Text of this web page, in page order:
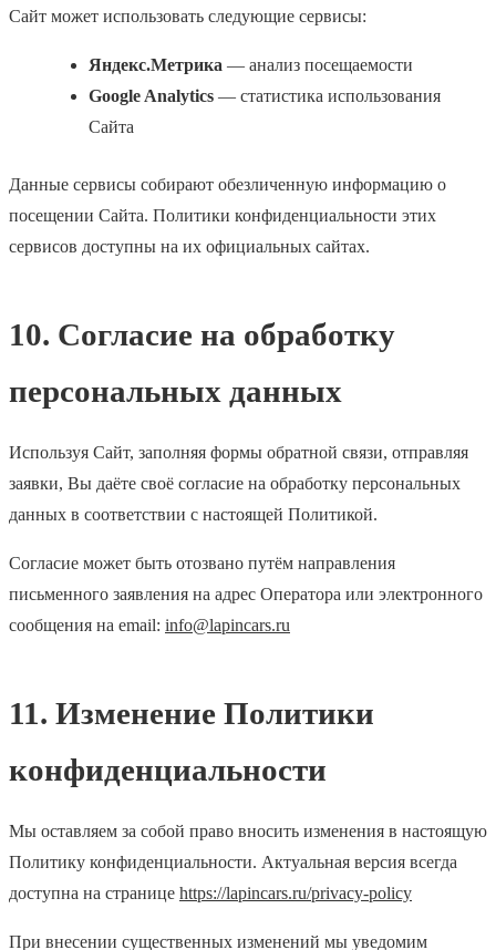
Сайт может использовать следующие сервисы:
Яндекс.Метрика — анализ посещаемости
Google Analytics — статистика использования
Сайта
Данные сервисы собирают обезличенную информацию о
посещении Сайта. Политики конфиденциальности этих
сервисов доступны на их официальных сайтах.
10. Согласие на обработку
персональных данных
Используя Сайт, заполняя формы обратной связи, отправляя
заявки, Вы даёте своё согласие на обработку персональных
данных в соответствии с настоящей Политикой.
Согласие может быть отозвано путём направления
письменного заявления на адрес Оператора или электронного
сообщения на email: info@lapincars.ru
11. Изменение Политики
конфиденциальности
Мы оставляем за собой право вносить изменения в настоящую
Политику конфиденциальности. Актуальная версия всегда
доступна на странице https://lapincars.ru/privacy-policy
При внесении существенных изменений мы уведомим